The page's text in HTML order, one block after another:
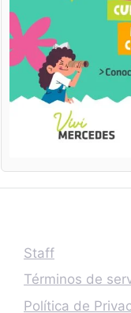
Staff
Términos de
Política de